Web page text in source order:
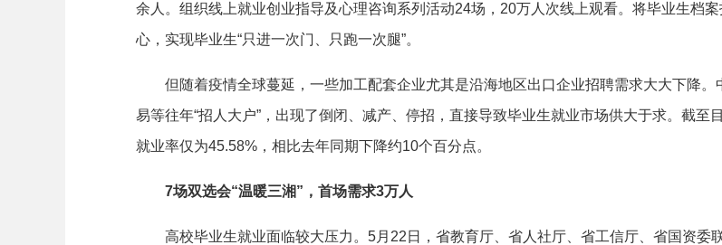
余人。组织线上就业创业指导及心理咨询系列活动24场，20万人次线上观看。将毕业生档
心，实现毕业生“只进一次门、只跑一次腿”。
但随着疫情全球蔓延，一些加工配套企业尤其是沿海地区出口企业招聘需求大大下降。
易等往年“招人大户”，出现了倒闭、减产、停招，直接导致毕业生就业市场供大于求。截至
就业率仅为45.58%，相比去年同期下降约10个百分点。
7场双选会“温暖三湘”，首场需求3万人
高校毕业生就业面临较大压力。5月22日，省教育厅、省人社厅、省工信厅、省国资委